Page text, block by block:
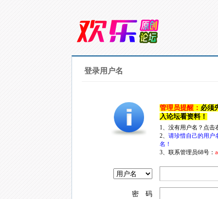
登录用户名
管理员提醒： 必须
入论坛看资料！
1、没有用户名？点
2、 请珍惜自己的用户
名！
3、联系管理员68号：
密 码